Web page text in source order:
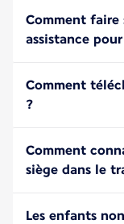
Comment faire
assistance
Comment
?
Comment
siège dans le
Les enfants